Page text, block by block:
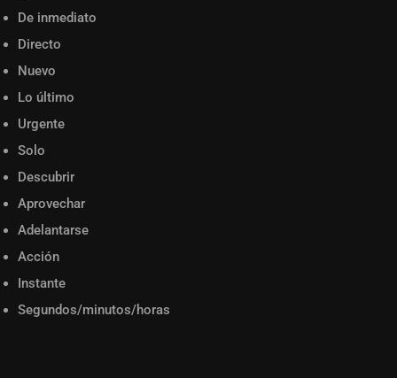
De inmediato
Directo
Nuevo
Lo último
Urgente
Solo
Descubrir
Aprovechar
Adelantarse
Acción
Instante
Segundos/minutos/horas